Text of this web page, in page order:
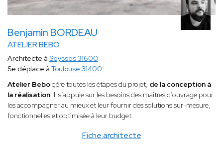
Benjamin BORDEAU
ATELIER BEBO
Fiche architecte
Architecte à Seysses 31600
Se déplace à Toulouse 31400
Atelier Bebogère toutes les étapes du projet, de la conception à
la réalisation. Il s’appuie sur les besoins des maîtres d’ouvrage pour
les accompagner au mieux et leur fournir des solutions sur-mesure,
fonctionnelles et optimisée à leur budget.